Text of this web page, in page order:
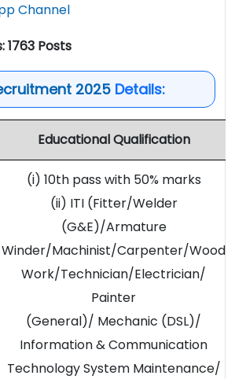
Channel
1763 Posts
2025 Details:
Educational Qualification
(i) 10th pass with 50% marks
(ii) ITI (Fitter/Welder
(G&E)/Armature
Winder/Machinist/Carpenter/Wood
Work/Technician/Electrician/
Painter
(General)/ Mechanic (DSL)/
Information & Communication
Technology System Maintenance/